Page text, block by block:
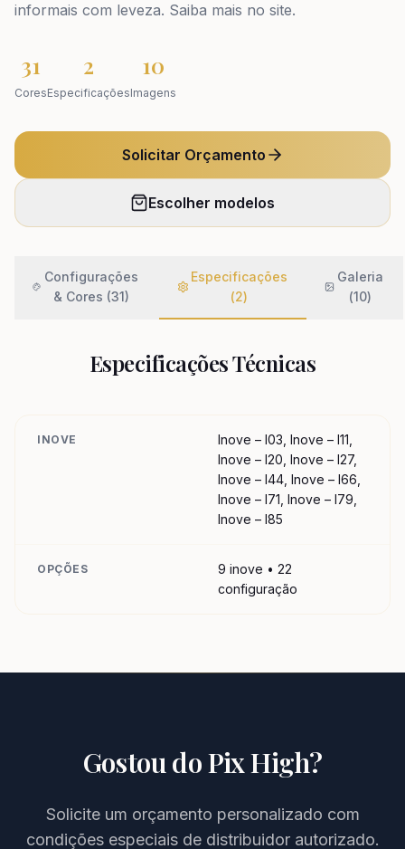
informais com leveza. Saiba mais no site.
31
Cores
2
Especificações
10
Imagens
Solicitar Orçamento
Escolher modelos
Configurações
& Cores (31)
Especificações
(2)
Galeria
(10)
Especificações Técnicas
INOVE
Inove – I03, Inove – I11,
Inove – I20, Inove – I27,
Inove – I44, Inove – I66,
Inove – I71, Inove – I79,
Inove – I85
OPÇÕES
9 inove • 22
configuração
Gostou doPix High?
Solicite um orçamento personalizado com
condições especiais de distribuidor autorizado.